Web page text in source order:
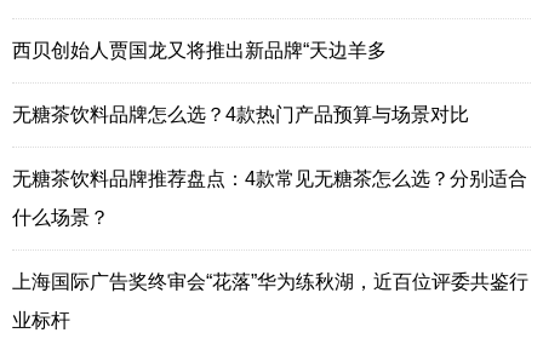
西贝创始人贾国龙又将推出新品牌“天边羊多
无糖茶饮料品牌怎么选？4款热门产品预算与场景对比
无糖茶饮料品牌推荐盘点：4款常见无糖茶怎么选？分别适合
什么场景？
上海国际广告奖终审会“花落”华为练秋湖，近百位评委共鉴行
业标杆